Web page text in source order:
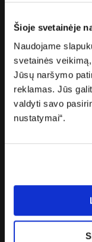
Šioje svetainėje
Naudojame
svetainės
Jūsų naršymo
reklamas. Jūs
valdyti savo
nustatymai“.
Apie „Cgates“
Apie mus
Karjera
Žiniasklaidai
Prieinamumo